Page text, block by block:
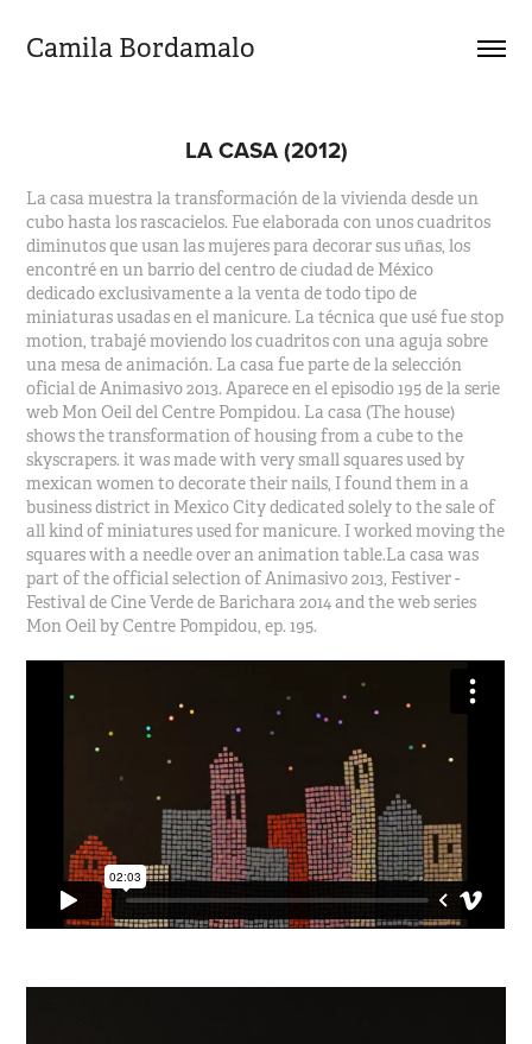
Camila Bordamalo
LA CASA (2012)
La casa muestra la transformación de la vivienda desde un
cubo hasta los rascacielos. Fue elaborada con unos cuadritos
diminutos que usan las mujeres para decorar sus uñas, los
encontré en un barrio del centro de ciudad de México
dedicado exclusivamente a la venta de todo tipo de
miniaturas usadas en el manicure. La técnica que usé fue stop
motion, trabajé moviendo los cuadritos con una aguja sobre
una mesa de animación. La casa fue parte de la selección
oficial de Animasivo 2013. Aparece en el episodio 195 de la serie
web Mon Oeil del Centre Pompidou. La casa (The house)
shows the transformation of housing from a cube to the
skyscrapers. it was made with very small squares used by
mexican women to decorate their nails, I found them in a
business district in Mexico City dedicated solely to the sale of
all kind of miniatures used for manicure. I worked moving the
squares with a needle over an animation table.La casa was
part of the official selection of Animasivo 2013, Festiver -
Festival de Cine Verde de Barichara 2014 and the web series
Mon Oeil by Centre Pompidou, ep. 195.